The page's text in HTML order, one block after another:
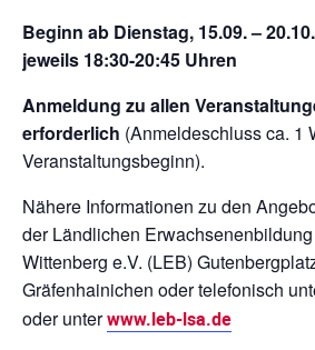
Beginn ab Dienstag, 15.09. –
jeweils 18:30-20:45 Uhren
Anmeldung zu allen
erforderlich (Anmeldeschluss ca. 1
Veranstaltungsbeginn).
Nähere Informationen zu den
der Ländlichen
Wittenberg e.V. (LEB)
Gräfenhainichen oder telefonisch
oder unterwww.leb-lsa.de